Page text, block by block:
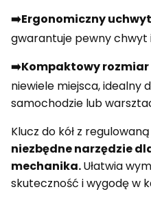
➡️Ergonomiczny uchwyt
gwarantuje pewny
➡️Kompaktowy rozmiar
niewiele miejsca, idealny
samochodzie lub
Klucz do kół z
niezbędne narzędzie
mechanika.Ułatwia
skuteczność i wygodę w